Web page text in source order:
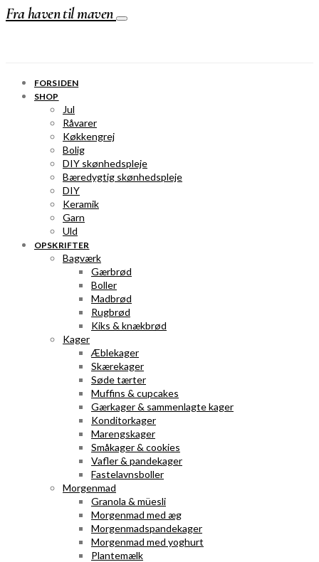
Fra haven til maven
FORSIDEN
SHOP
Jul
Råvarer
Køkkengrej
Bolig
DIY skønhedspleje
Bæredygtig skønhedspleje
DIY
Keramik
Garn
Uld
OPSKRIFTER
Bagværk
Gærbrød
Boller
Madbrød
Rugbrød
Kiks & knækbrød
Kager
Æblekager
Skærekager
Søde tærter
Muffins & cupcakes
Gærkager & sammenlagte kager
Konditorkager
Marengskager
Småkager & cookies
Vafler & pandekager
Fastelavnsboller
Morgenmad
Granola & müesli
Morgenmad med æg
Morgenmadspandekager
Morgenmad med yoghurt
Plantemælk